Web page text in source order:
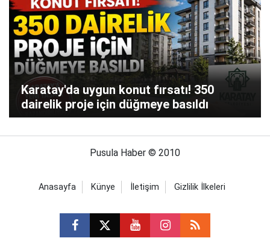
Karatay'da uygun konut fırsatı! 350
dairelik proje için düğmeye basıldı
Pusula Haber © 2010
Anasayfa Künye İletişim Gizlilik İlkeleri